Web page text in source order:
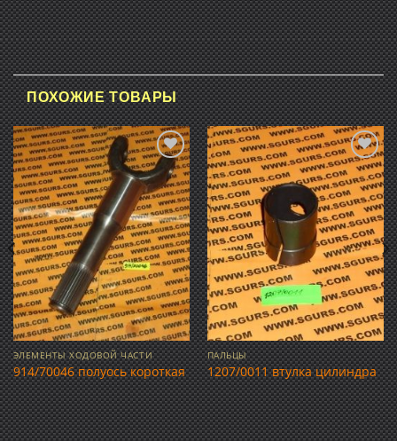
ПОХОЖИЕ ТОВАРЫ
Добавить
в список
желаний
ЭЛЕМЕНТЫ ХОДОВОЙ ЧАСТИ
914/70046 полуось короткая
Добавить
в список
желаний
ПАЛЬЦЫ
1207/0011 втулка цилиндра